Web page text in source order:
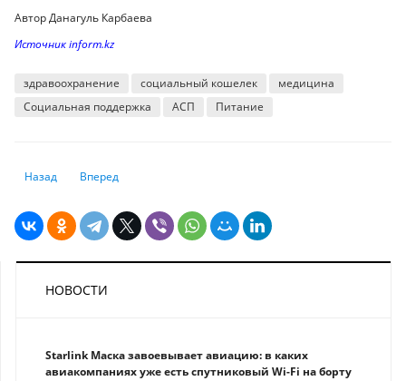
Автор Данагуль Карбаева
Источник inform.kz
здравоохранение социальный кошелек
медицина
Социальная поддержка
АСП Питание
Предыдущий: Страхование гаджетов: реально ли защитить свой
Назад Следующий: Как проверить обременение на автомобиль
Вперед
НОВОСТИ
Starlink Маска завоевывает авиацию: в каких
авиакомпаниях уже есть спутниковый Wi-Fi на борту